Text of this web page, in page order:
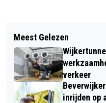
AUTO BELANDT IN
BEVERWIJK
REGIONALE
VORMEN
VOOR NATIONALE
NOORD-HOLLAND
Meest Gelezen
verkeer
inrijden op